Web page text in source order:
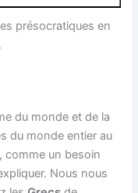
présocratiques en
du monde et de la
du monde entier au
comme un besoin
Nous nous